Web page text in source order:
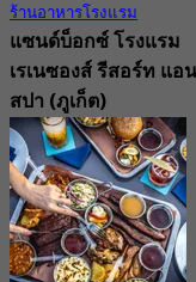
ร้านอาหารโรงแรม
แซนด์บ็อกซ์ โรงแรม
เรเนซองส์ รีสอร์ท แอ
สปา (ภูเก็ต)
4.7
116 การจอง
จาก฿ 530